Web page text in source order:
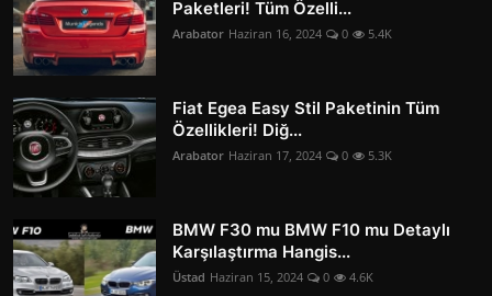
Paketleri! Tüm Özelli...
Arabator Haziran 16, 2024 0 5.4K
Fiat Egea Easy Stil Paketinin Tüm
Özellikleri! Diğ...
Arabator Haziran 17, 2024 0 5.3K
BMW F30 mu BMW F10 mu Detaylı
Karşılaştırma Hangis...
Üstad Haziran 15, 2024 0 4.6K